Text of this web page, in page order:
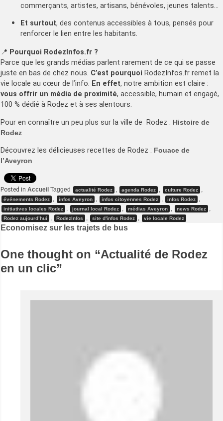
commerçants, artistes, artisans, bénévoles, jeunes talents…
Et surtout, des contenus accessibles à tous, pensés pour
renforcer le lien entre les habitants.
📍 Pourquoi RodezInfos.fr ?
Parce que les grands médias parlent rarement de ce qui se passe
juste en bas de chez nous. C’est pourquoi RodezInfos.fr remet la
vie locale au cœur de l’info. En effet, notre ambition est claire :
vous offrir un média de proximité, accessible, humain et engagé,
100 % dédié à Rodez et à ses alentours.
Pour en connaître un peu plus sur la ville de Rodez : Histoire de
Rodez
Découvrez les délicieuses recettes de Rodez : Fouace de
l’Aveyron
Posted in Accueil Tagged actualité Rodez , agenda Rodez , culture Rodez ,
événements Rodez , infos Aveyron , infos citoyennes Rodez , infos Rodez ,
initiatives locales Rodez , journal local Rodez , médias Aveyron , news Rodez ,
Rodez aujourd’hui , RodezInfos , site d'infos Rodez , vie locale Rodez
Navigation
l’article
Economisez sur les trajets de bus
One thought on “Actualité de Rodez
en un clic”